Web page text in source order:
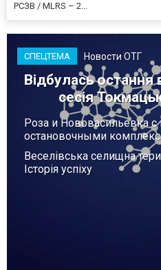
РСЗВ / MLRS – 2...
СПЕЦТЕМА Новости ОТГ
Відбулась остання
сесія
Роза и Нововасильевка
остановочными
Веселівська селищна
Історія успіху